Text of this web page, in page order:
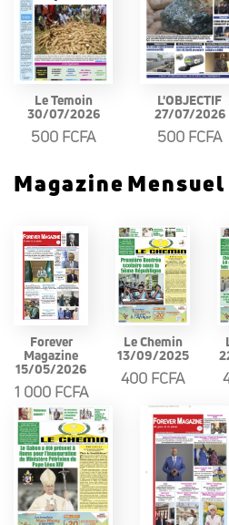
Le Temoin
30/07/2026
500 FCFA
L'OBJECTIF
27/07/2026
500 FCFA
Magazine Mensuel
Forever
Magazine
15/05/2026
1 000 FCFA
Le Chemin
13/09/2025
400 FCFA